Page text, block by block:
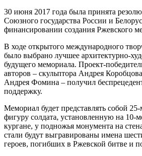
30 июня 2017 года была принята
Союзного государства России и
финансировании создания Ржевского
В ходе открытого международного
было выбрано лучшее архитектурно-
будущего мемориала. Проект-
авторов – скульптора Андрея
Андрея Фомина – получил
поддержку.
Мемориал будет представлять собой
фигуру солдата, установленную на 10-
кургане, у подножья монумента на
стали будут выгравированы имена
героев, погибших в Ржевской битве и